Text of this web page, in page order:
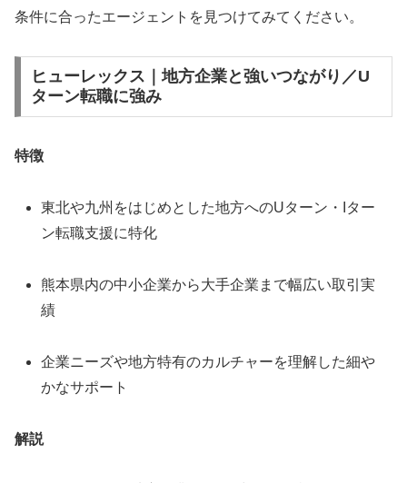
条件に合ったエージェントを見つけてみてください。
ヒューレックス｜地方企業と強いつながり／U
ターン転職に強み
特徴
東北や九州をはじめとした地方へのUターン・Iター
ン転職支援に特化
熊本県内の中小企業から大手企業まで幅広い取引実
績
企業ニーズや地方特有のカルチャーを理解した細や
かなサポート
解説